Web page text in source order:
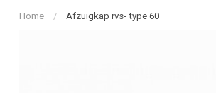
Home / Afzuigkap rvs- type 60